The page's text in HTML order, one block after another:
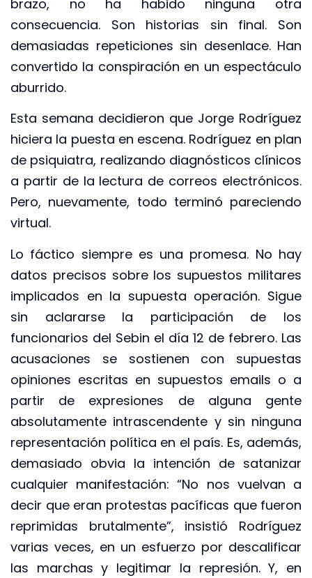
brazo, no ha habido ninguna otra
consecuencia. Son historias sin final. Son
demasiadas repeticiones sin desenlace. Han
convertido la conspiración en un espectáculo
aburrido.
Esta semana decidieron que Jorge Rodríguez
hiciera la puesta en escena. Rodríguez en plan
de psiquiatra, realizando diagnósticos clínicos
a partir de la lectura de correos electrónicos.
Pero, nuevamente, todo terminó pareciendo
virtual.
Lo fáctico siempre es una promesa. No hay
datos precisos sobre los supuestos militares
implicados en la supuesta operación. Sigue
sin aclararse la participación de los
funcionarios del Sebin el día 12 de febrero. Las
acusaciones se sostienen con supuestas
opiniones escritas en supuestos emails o a
partir de expresiones de alguna gente
absolutamente intrascendente y sin ninguna
representación política en el país. Es, además,
demasiado obvia la intención de satanizar
cualquier manifestación: “No nos vuelvan a
decir que eran protestas pacíficas que fueron
reprimidas brutalmente”, insistió Rodríguez
varias veces, en un esfuerzo por descalificar
las marchas y legitimar la represión. Y, en